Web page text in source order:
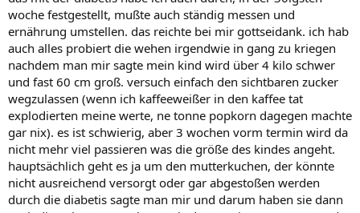
woche festgestellt, mußte auch ständig messen und
ernährung umstellen. das reichte bei mir gottseidank. ich hab
auch alles probiert die wehen irgendwie in gang zu kriegen
nachdem man mir sagte mein kind wird über 4 kilo schwer
und fast 60 cm groß. versuch einfach den sichtbaren zucker
wegzulassen (wenn ich kaffeeweißer in den kaffee tat
explodierten meine werte, ne tonne popkorn dagegen machte
gar nix). es ist schwierig, aber 3 wochen vorm termin wird da
nicht mehr viel passieren was die größe des kindes angeht.
hauptsächlich geht es ja um den mutterkuchen, der könnte
nicht ausreichend versorgt oder gar abgestoßen werden
durch die diabetis sagte man mir und darum haben sie dann